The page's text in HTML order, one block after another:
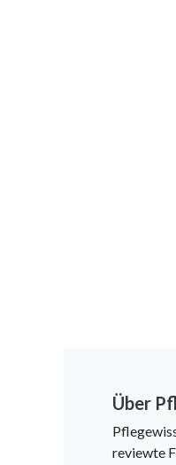
Über
reviewte